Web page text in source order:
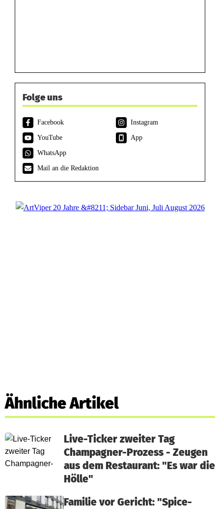
Folge uns
Facebook
Instagram
YouTube
App
WhatsApp
Mail an die Redaktion
Ähnliche Artikel
Live-Ticker zweiter Tag
Champagner-Prozess - Zeugen
aus dem Restaurant: "Es war die
Hölle"
Familie vor Gericht: "Spice-